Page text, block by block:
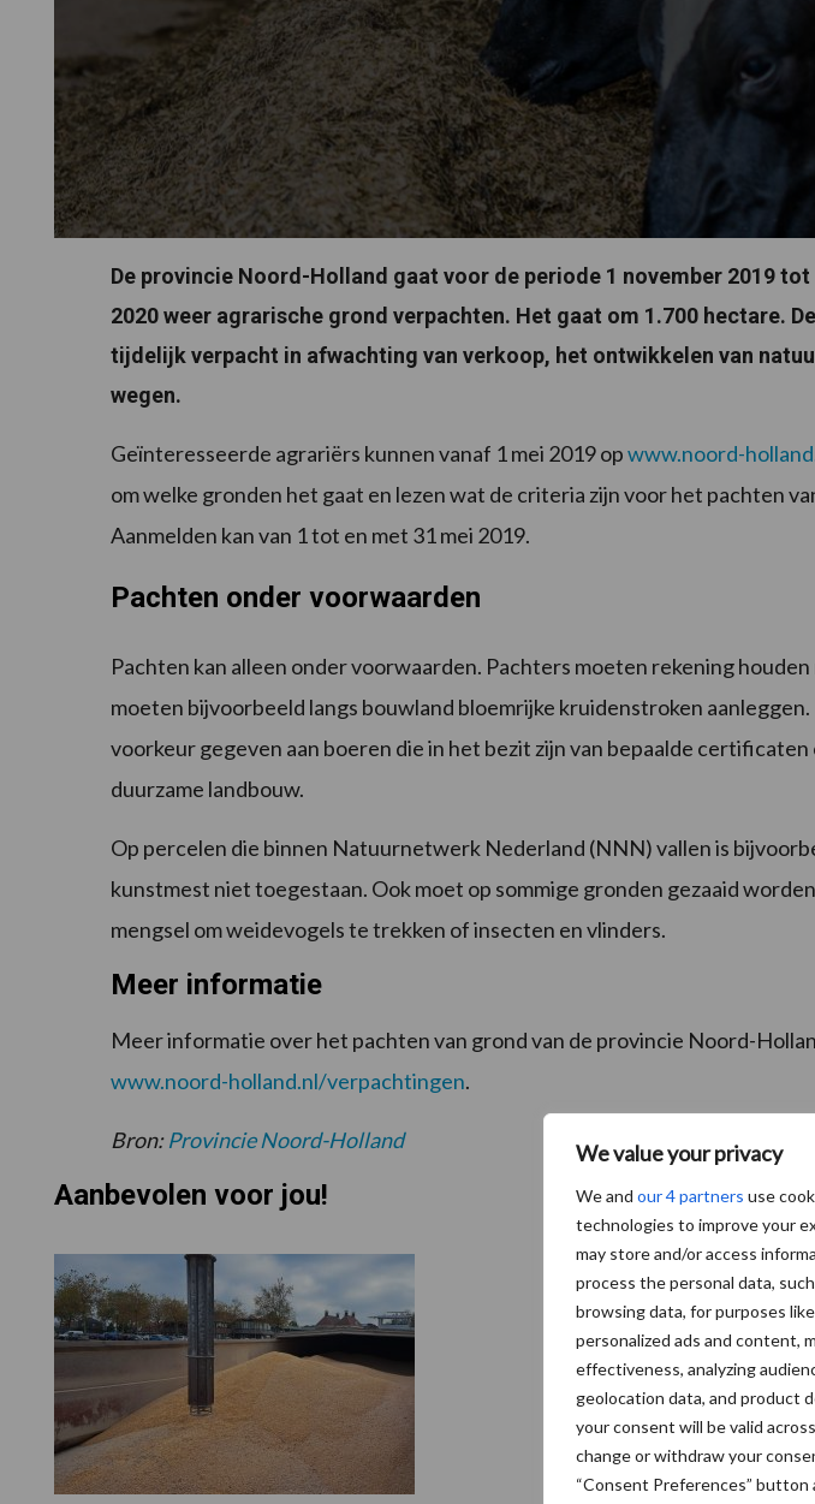
We value your privacy
We and our 4 partners use
technologies to improve your
may store and/or access
process the personal data,
browsing data, for purposes
personalized ads and content,
effectiveness, analyzing
geolocation data, and product
your consent will be valid
change or withdraw your
“Consent Preferences”
De provincie Noord-Holland gaat voor de periode 1 november 2019
2020 weer agrarische grond verpachten. Het gaat om 1.700 hectare.
tijdelijk verpacht in afwachting van verkoop, het ontwikkelen van
wegen.
Geïnteresseerde agrariërs kunnen vanaf 1 mei 2019 opwww.noord-
om welke gronden het gaat en lezen wat de criteria zijn voor het pachten
Aanmelden kan van 1 tot en met 31 mei 2019.
Pachten onder voorwaarden
Pachten kan alleen onder voorwaarden. Pachters moeten rekening
moeten bijvoorbeeld langs bouwland bloemrijke kruidenstroken
voorkeur gegeven aan boeren die in het bezit zijn van bepaalde certificaten
duurzame landbouw.
Op percelen die binnen Natuurnetwerk Nederland (NNN) vallen is
kunstmest niet toegestaan. Ook moet op sommige gronden gezaaid
mengsel om weidevogels te trekken of insecten en vlinders.
Meer informatie
Meer informatie over het pachten van grond van de provincie Noord-
www.noord-holland.nl/verpachtingen.
Bron:Provincie Noord-Holland
Aanbevolen voor jou!